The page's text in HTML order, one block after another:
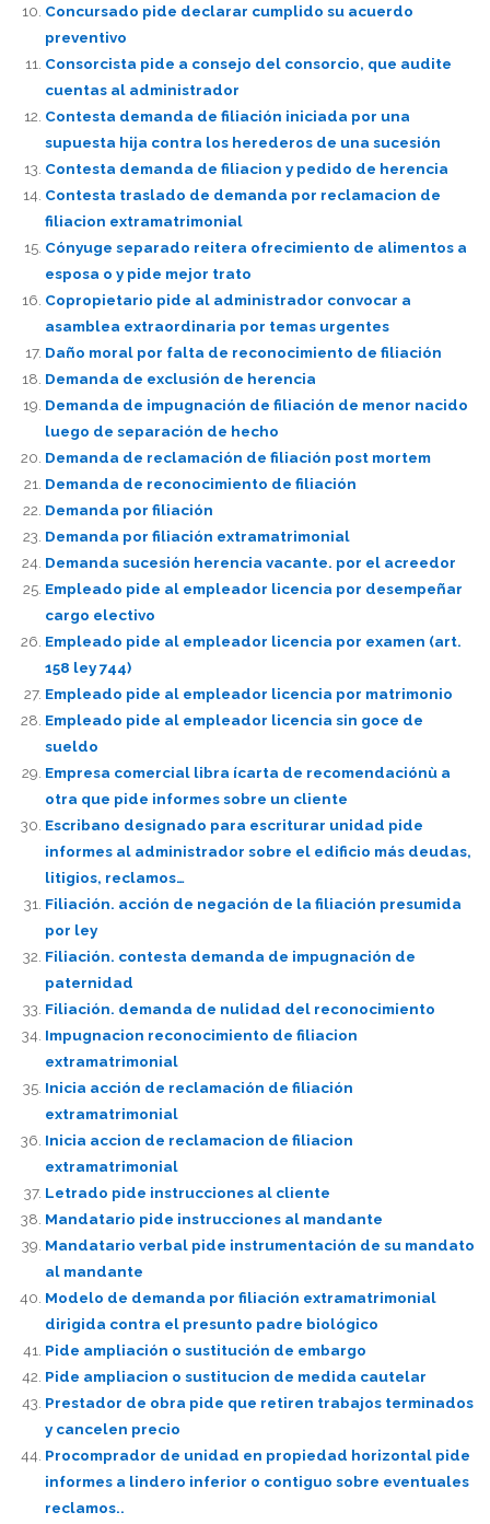
Concursado pide declarar cumplido su acuerdo
preventivo
Consorcista pide a consejo del consorcio, que audite
cuentas al administrador
Contesta demanda de filiación iniciada por una
supuesta hija contra los herederos de una sucesión
Contesta demanda de filiacion y pedido de herencia
Contesta traslado de demanda por reclamacion de
filiacion extramatrimonial
Cónyuge separado reitera ofrecimiento de alimentos a
esposa o y pide mejor trato
Copropietario pide al administrador convocar a
asamblea extraordinaria por temas urgentes
Daño moral por falta de reconocimiento de filiación
Demanda de exclusión de herencia
Demanda de impugnación de filiación de menor nacido
luego de separación de hecho
Demanda de reclamación de filiación post mortem
Demanda de reconocimiento de filiación
Demanda por filiación
Demanda por filiación extramatrimonial
Demanda sucesión herencia vacante. por el acreedor
Empleado pide al empleador licencia por desempeñar
cargo electivo
Empleado pide al empleador licencia por examen (art.
158 ley 744)
Empleado pide al empleador licencia por matrimonio
Empleado pide al empleador licencia sin goce de
sueldo
Empresa comercial libra ícarta de recomendaciónù a
otra que pide informes sobre un cliente
Escribano designado para escriturar unidad pide
informes al administrador sobre el edificio más deudas,
litigios, reclamos…
Filiación. acción de negación de la filiación presumida
por ley
Filiación. contesta demanda de impugnación de
paternidad
Filiación. demanda de nulidad del reconocimiento
Impugnacion reconocimiento de filiacion
extramatrimonial
Inicia acción de reclamación de filiación
extramatrimonial
Inicia accion de reclamacion de filiacion
extramatrimonial
Letrado pide instrucciones al cliente
Mandatario pide instrucciones al mandante
Mandatario verbal pide instrumentación de su mandato
al mandante
Modelo de demanda por filiación extramatrimonial
dirigida contra el presunto padre biológico
Pide ampliación o sustitución de embargo
Pide ampliacion o sustitucion de medida cautelar
Prestador de obra pide que retiren trabajos terminados
y cancelen precio
Procomprador de unidad en propiedad horizontal pide
informes a lindero inferior o contiguo sobre eventuales
reclamos..